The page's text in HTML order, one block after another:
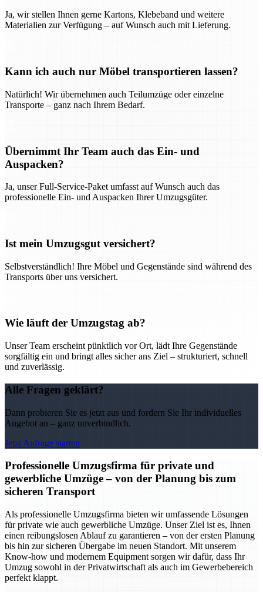
Ja, wir stellen Ihnen gerne Kartons, Klebeband und weitere
Materialien zur Verfügung – auf Wunsch auch mit Lieferung.
Kann ich auch nur Möbel transportieren lassen?
Natürlich! Wir übernehmen auch Teilumzüge oder einzelne
Transporte – ganz nach Ihrem Bedarf.
Übernimmt Ihr Team auch das Ein- und
Auspacken?
Ja, unser Full-Service-Paket umfasst auf Wunsch auch das
professionelle Ein- und Auspacken Ihrer Umzugsgüter.
Ist mein Umzugsgut versichert?
Selbstverständlich! Ihre Möbel und Gegenstände sind während des
Transports über uns versichert.
Wie läuft der Umzugstag ab?
Unser Team erscheint pünktlich vor Ort, lädt Ihre Gegenstände
sorgfältig ein und bringt alles sicher ans Ziel – strukturiert, schnell
und zuverlässig.
Alle Fragen geklärt?
Dann probieren Sie es jetzt aus und fordern Sie Ihr individuelles
Angebot an – ganz unverbindlich.
Jetzt Anfrage starten
Professionelle Umzugsfirma für private und
gewerbliche Umzüge – von der Planung bis zum
sicheren Transport
Als professionelle Umzugsfirma bieten wir umfassende Lösungen
für private wie auch gewerbliche Umzüge. Unser Ziel ist es, Ihnen
einen reibungslosen Ablauf zu garantieren – von der ersten Planung
bis hin zur sicheren Übergabe im neuen Standort. Mit unserem
Know-how und modernem Equipment sorgen wir dafür, dass Ihr
Umzug sowohl in der Privatwirtschaft als auch im Gewerbebereich
perfekt klappt.